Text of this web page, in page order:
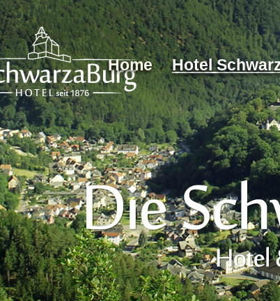
Home Hotel